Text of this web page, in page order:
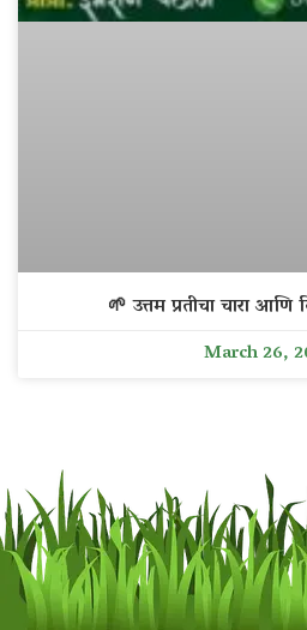
🌱 उत्तम प्रतीचा चारा
March 26,